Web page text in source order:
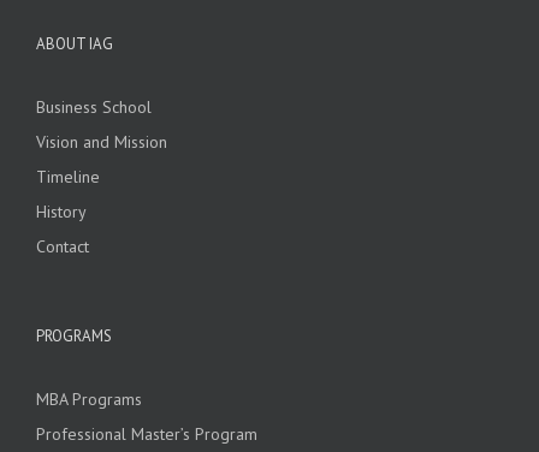
ABOUT IAG
Business School
Vision and Mission
Timeline
History
Contact
PROGRAMS
MBA Programs
Professional Master’s Program